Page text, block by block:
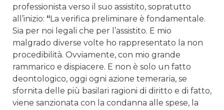
professionista verso il suo assistito, sopratutto
all’inizio: “La verifica preliminare è fondamentale.
Sia per noi legali che per l’assistito. E mio
malgrado diverse volte ho rappresentato la non
procedibilità. Ovviamente, con mio grande
rammarico e dispiacere. E non è solo un fatto
deontologico, oggi ogni azione temeraria, se
sfornita delle più basilari ragioni di diritto e di fatto,
viene sanzionata con la condanna alle spese, la